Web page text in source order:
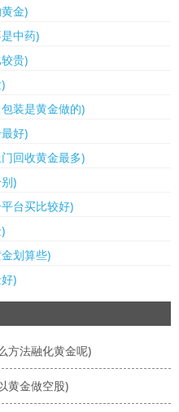
金)
中药)
贵)
装是黄金做的)
好)
回收黄金最多)
)
台买比较好)
划算些)
)
方法融化黄金呢)
黄金做空股)